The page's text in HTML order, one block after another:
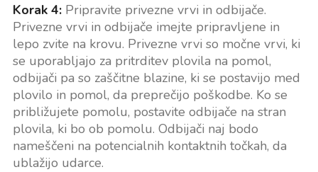
Korak 4: Pripravite privezne vrvi in odbijače.
Privezne vrvi in odbijače imejte pripravljene in
lepo zvite na krovu. Privezne vrvi so močne vrvi, ki
se uporabljajo za pritrditev plovila na pomol,
odbijači pa so zaščitne blazine, ki se postavijo med
plovilo in pomol, da preprečijo poškodbe. Ko se
približujete pomolu, postavite odbijače na stran
plovila, ki bo ob pomolu. Odbijači naj bodo
nameščeni na potencialnih kontaktnih točkah, da
ublažijo udarce.